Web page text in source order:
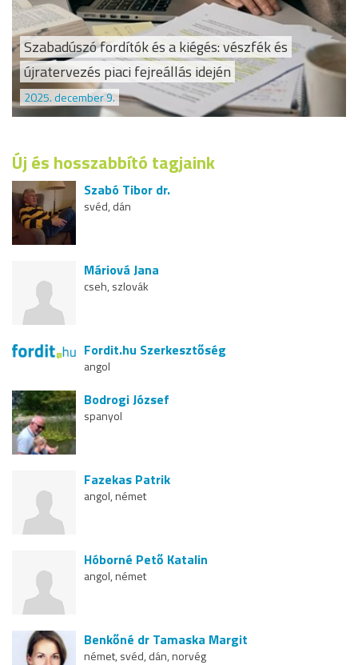
Szabadúszó fordítók és a kiégés: vészfék és
újratervezés piaci fejreállás idején
2025. december 9.
Új és hosszabbító tagjaink
Szabó Tibor dr.
svéd, dán
Máriová Jana
cseh, szlovák
Fordit.hu Szerkesztőség
angol
Bodrogi József
spanyol
Fazekas Patrik
angol, német
Hóborné Pető Katalin
angol, német
Benkőné dr Tamaska Margit
német, svéd, dán, norvég